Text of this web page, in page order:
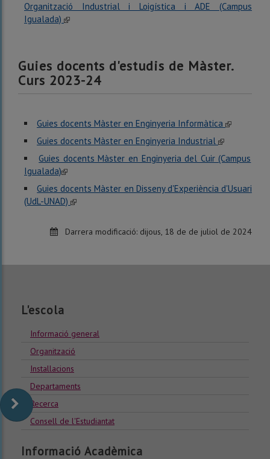
Organització Industrial i Loigística i ADE (Campus
Igualada)
Guies docents d'estudis de Màster.
Curs 2023-24
Guies docents Màster en Enginyeria Informàtica
Guies docents Màster en Enginyeria Industrial
Guies docents Màster en Enginyeria del Cuir (Campus
Igualada)
Guies docents Màster en Disseny d'Experiència d'Usuari
(UdL-UNAD)
Darrera modificació: dijous, 18 de de juliol de 2024
L'escola
Informació general
Organització
Installacions
Departaments
Recerca
Consell de l'Estudiantat
Informació Acadèmica